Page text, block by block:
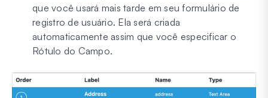
que você usará mais tarde em seu formulário de
registro de usuário. Ela será criada
automaticamente assim que você especificar o
Rótulo do Campo.